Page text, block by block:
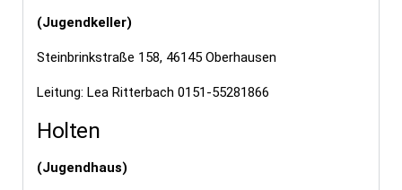
(Jugendkeller)
Steinbrinkstraße 158, 46145 Oberhausen
Leitung: Lea Ritterbach 0151-55281866
Holten
(Jugendhaus)